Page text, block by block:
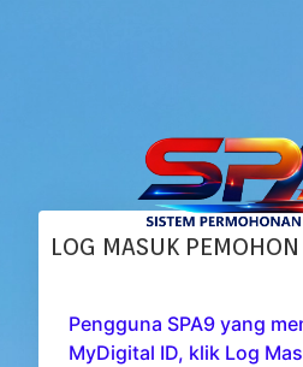
LOG MASUK PEMOHON
Pengguna SPA9 yang
MyDigital ID, klik Log